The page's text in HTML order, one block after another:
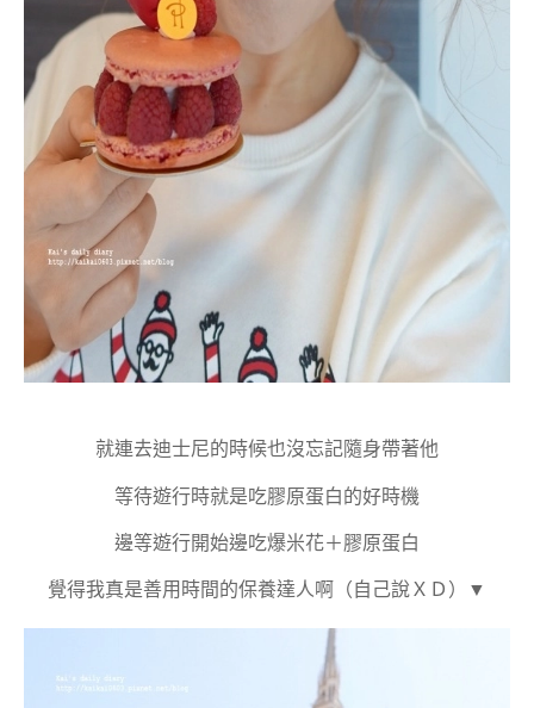
就連去迪士尼的時候也沒忘記隨身帶著他
等待遊行時就是吃膠原蛋白的好時機
邊等遊行開始邊吃爆米花＋膠原蛋白
覺得我真是善用時間的保養達人啊（自己說ＸＤ）▼